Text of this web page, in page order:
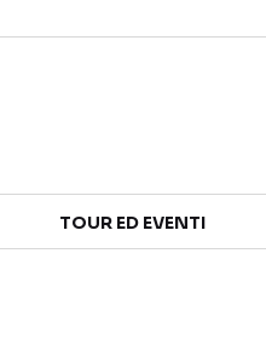
TOUR ED EVENTI